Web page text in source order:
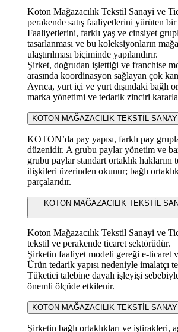
Koton Mağazacılık Tekstil Sanayi ve
perakende satış faaliyetlerini yürüten
Faaliyetlerini, farklı yaş ve cinsiyet
tasarlanması ve bu koleksiyonların
ulaştırılması biçiminde yapılandırır.
Şirket, doğrudan işlettiği ve franchise
arasında koordinasyon sağlayan çok
Ayrıca, yurt içi ve yurt dışındaki bağlı
marka yönetimi ve tedarik zinciri
KOTON MAĞAZACILIK TEKSTİL
KOTON’da pay yapısı, farklı pay
düzenidir. A grubu paylar yönetim ve
grubu paylar standart ortaklık haklarını
ilişkileri üzerinden okunur; bağlı
parçalarıdır.
KOTON MAĞAZACILIK TEKSTİL
Koton Mağazacılık Tekstil Sanayi ve
tekstil ve perakende ticaret sektörüdür.
Şirketin faaliyet modeli gereği e-ticaret
Ürün tedarik yapısı nedeniyle
Tüketici talebine dayalı işleyişi
önemli ölçüde etkilenir.
KOTON MAĞAZACILIK TEKSTİL
Şirketin bağlı ortaklıkları ve iştirakleri,